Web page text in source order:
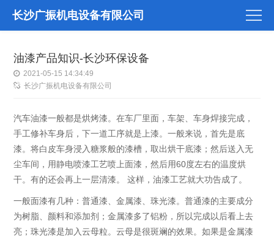
长沙广振机电设备有限公司
油漆产品知识-长沙环保设备
2021-05-15 14:34:49
长沙广振机电设备有限公司
汽车油漆一般都是烘烤漆。在车厂里面，车架、车身焊接完成，
手工修补车身后，下一道工序就是上漆。一般来说，首先是底
漆。将白皮车身浸入糖浆般的漆槽，取出烘干底漆；然后送入无
尘车间，用静电喷漆工艺喷上面漆，然后用60度左右的温度烘
干。有的还会再上一层清漆。 这样，油漆工艺就大功告成了。
一般面漆有几种：普通漆、金属漆、珠光漆。普通漆的主要成分
为树脂、颜料和添加剂；金属漆多了铝粉，所以完成以后看上去
亮；珠光漆是加入云母粒。云母是很斑斓的效果。如果是金属漆